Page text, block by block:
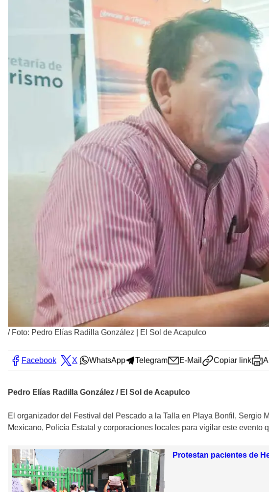
/ Foto: Pedro Elías Radilla González | El Sol de Acapulco
Facebook X WhatsApp Telegram E-Mail Copiar link
Pedro Elías Radilla González / El Sol de Acapulco
El organizador del Festival del Pescado a la Talla en Playa Bonfil,
Mexicano, Policía Estatal y corporaciones locales para vigilar este
Protestan pacientes de